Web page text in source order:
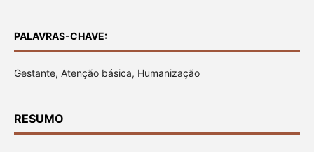
PALAVRAS-CHAVE:
Gestante, Atenção básica, Humanização
RESUMO